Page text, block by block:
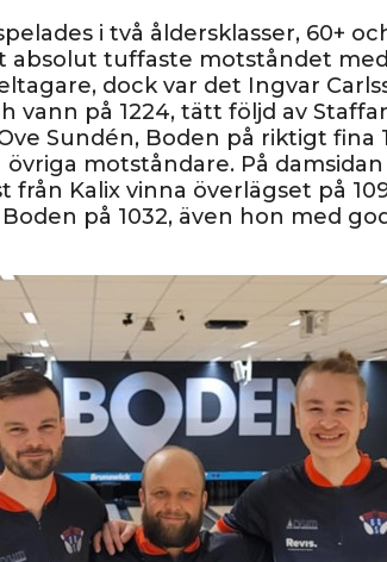
i två åldersklasser, 60+
absolut tuffaste motståndet
dock var det Ingvar
vann på 1224, tätt följd av
Sundén, Boden på riktigt fina
motståndare. På damsidan
från Kalix vinna överlägset på
på 1032, även hon med